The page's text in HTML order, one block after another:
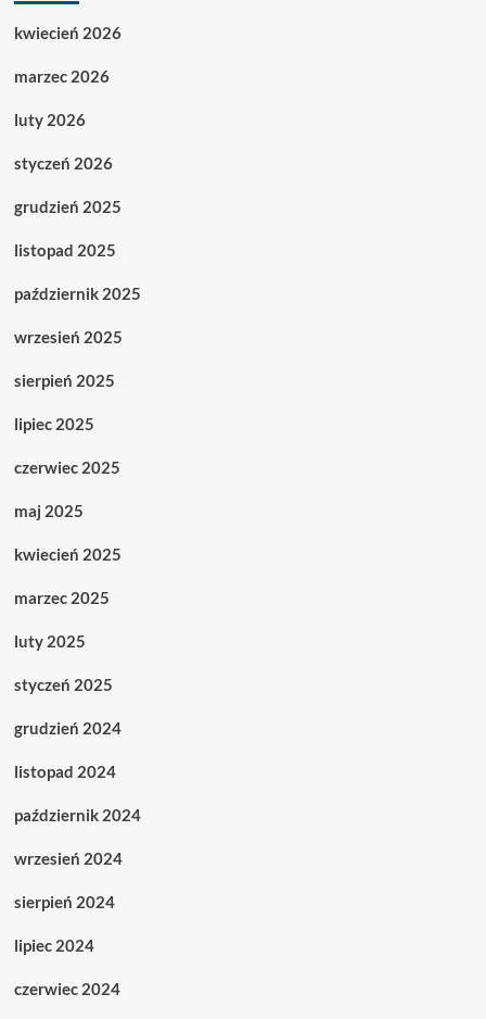
kwiecień 2026
marzec 2026
luty 2026
styczeń 2026
grudzień 2025
listopad 2025
październik 2025
wrzesień 2025
sierpień 2025
lipiec 2025
czerwiec 2025
maj 2025
kwiecień 2025
marzec 2025
luty 2025
styczeń 2025
grudzień 2024
listopad 2024
październik 2024
wrzesień 2024
sierpień 2024
lipiec 2024
czerwiec 2024